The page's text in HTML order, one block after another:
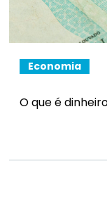
Economia
O que é